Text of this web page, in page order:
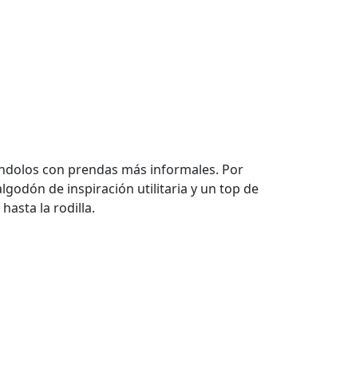
con prendas más informales. Por
de inspiración utilitaria y un top de
la rodilla.